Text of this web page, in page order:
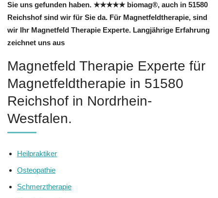
Sie uns gefunden haben. ★★★★★ biomag®, auch in 51580
Reichshof sind wir für Sie da. Für Magnetfeldtherapie, sind
wir Ihr Magnetfeld Therapie Experte. Langjährige Erfahrung
zeichnet uns aus
Magnetfeld Therapie Experte für
Magnetfeldtherapie in 51580
Reichshof in Nordrhein-
Westfalen.
Heilpraktiker
Osteopathie
Schmerztherapie